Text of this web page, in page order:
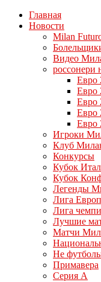
Главная
Новости
Milan
Видео
россонери
Евро
Евро
Евро
Евро
Евро
Игроки
Клуб
Конкурсы
Кубок
Кубок
Легенды
Лига
Лига
Лучшие
Матчи
Не
Примавера
Серия А